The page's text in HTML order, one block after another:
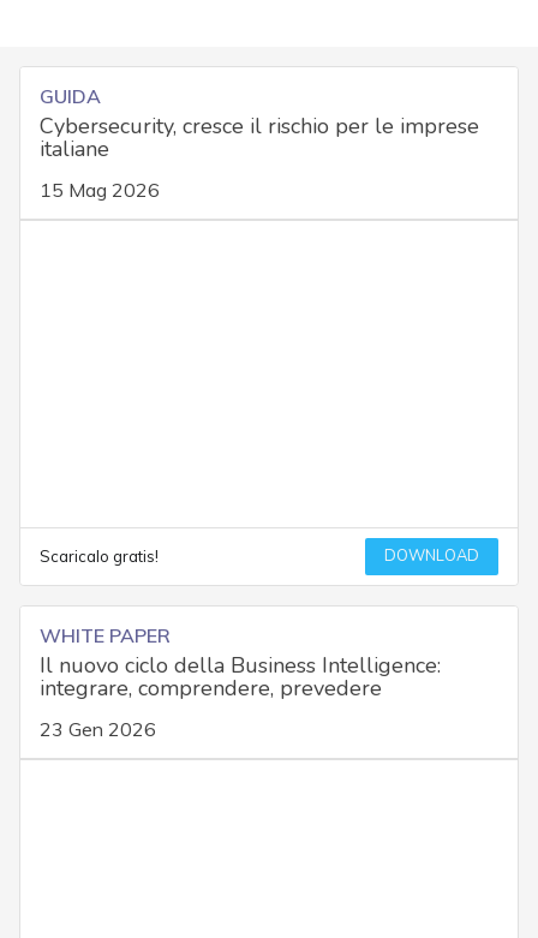
GUIDA
Cybersecurity, cresce il rischio per le imprese
italiane
15 Mag 2026
Scaricalo gratis! DOWNLOAD
WHITE PAPER
Il nuovo ciclo della Business Intelligence:
integrare, comprendere, prevedere
23 Gen 2026